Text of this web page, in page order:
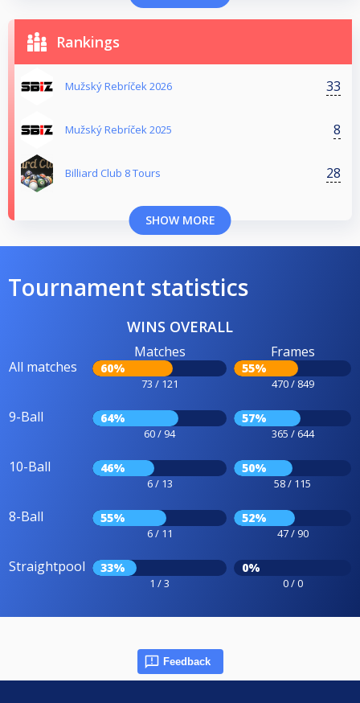
Rankings
Mužský Rebríček 2026 33
Mužský Rebríček 2025 8
Billiard Club 8 Tours 28
SHOW MORE
Tournament statistics
WINS OVERALL
All matches
Matches
60%
73 / 121
Frames
55%
470 / 849
9-Ball 64%
60 / 94
57%
365 / 644
10-Ball 46%
6 / 13
50%
58 / 115
8-Ball 55%
6 / 11
52%
47 / 90
Straightpool 33%
1 / 3
0%
0 / 0
Feedback